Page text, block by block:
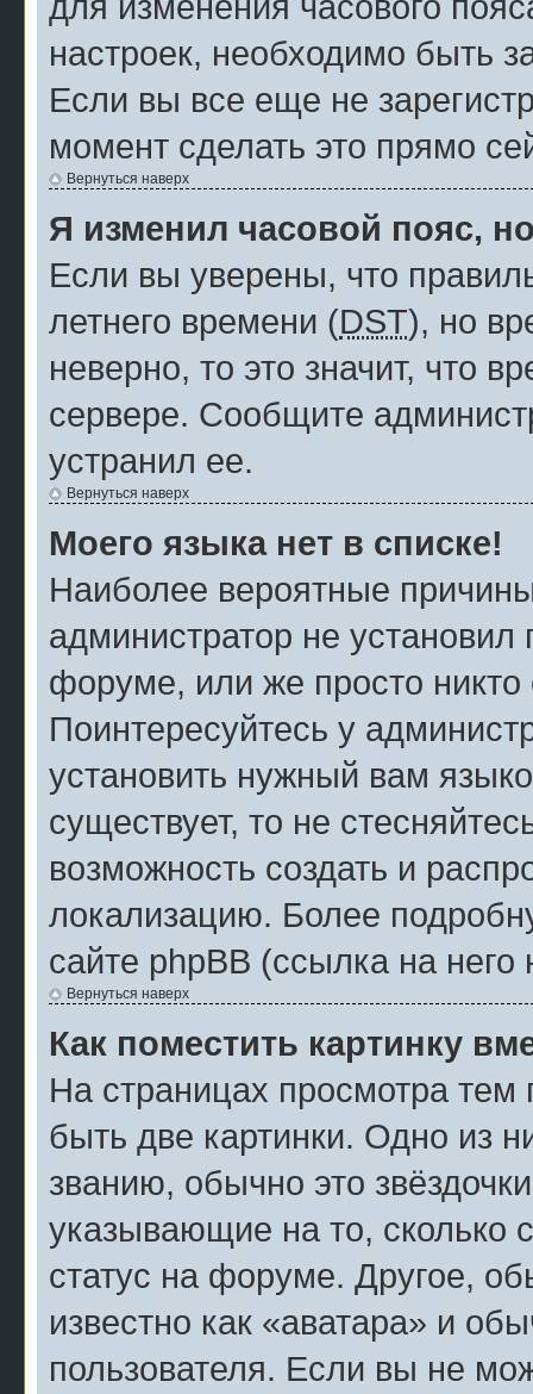
настроек, необходимо быть
Если вы все еще не
момент сделать это прямо
Вернуться наверх
Я изменил часовой пояс,
Если вы уверены, что
летнего времени (DST), но
неверно, то это значит, что
сервере. Сообщите
устранил ее.
Вернуться наверх
Моего языка нет в списке!
Наиболее вероятные
администратор не
форуме, или же просто
Поинтересуйтесь у
установить нужный вам
существует, то не
возможность создать и
локализацию. Более
сайте phpBB (ссылка на
Вернуться наверх
Как поместить картинку
На страницах просмотра тем
быть две картинки. Одно из
званию, обычно это
указывающие на то, сколько
статус на форуме. Другое,
известно как «аватара» и
пользователя. Если вы не